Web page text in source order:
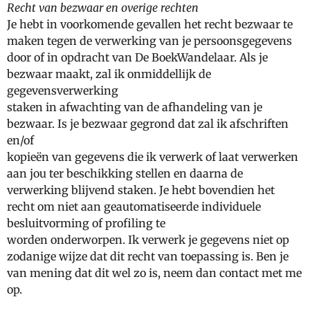
Recht van bezwaar en overige rechten
Je hebt in voorkomende gevallen het recht bezwaar te
maken tegen de verwerking van je persoonsgegevens
door of in opdracht van De BoekWandelaar. Als je
bezwaar maakt, zal ik onmiddellijk de
gegevensverwerking
staken in afwachting van de afhandeling van je
bezwaar. Is je bezwaar gegrond dat zal ik afschriften
en/of
kopieën van gegevens die ik verwerk of laat verwerken
aan jou ter beschikking stellen en daarna de
verwerking blijvend staken. Je hebt bovendien het
recht om niet aan geautomatiseerde individuele
besluitvorming of profiling te
worden onderworpen. Ik verwerk je gegevens niet op
zodanige wijze dat dit recht van toepassing is. Ben je
van mening dat dit wel zo is, neem dan contact met me
op.